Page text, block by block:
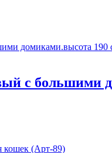
с большими